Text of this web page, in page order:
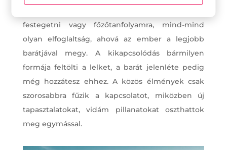
festegetni vagy főzőtanfolyamra, mind-mind
olyan elfoglaltság, ahová az ember a legjobb
barátjával megy. A kikapcsolódás bármilyen
formája feltölti a lelket, a barát jelenléte pedig
még hozzátesz ehhez. A közös élmények csak
szorosabbra fűzik a kapcsolatot, miközben új
tapasztalatokat, vidám pillanatokat oszthattok
meg egymással.